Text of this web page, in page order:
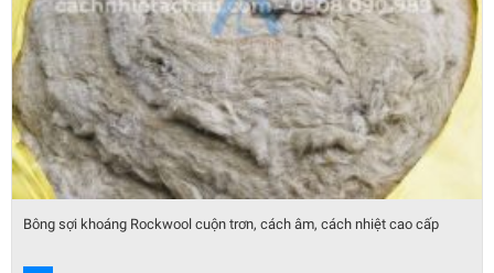
Bông sợi khoáng Rockwool cuộn trơn, cách âm, cách nhiệt cao cấp